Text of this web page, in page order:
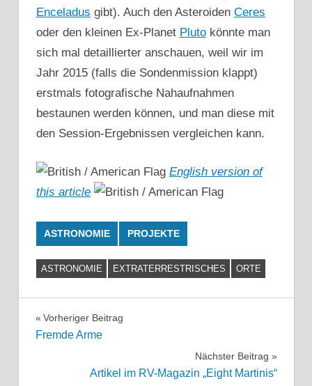
Enceladus gibt). Auch den Asteroiden Ceres
oder den kleinen Ex-Planet Pluto könnte man
sich mal detaillierter anschauen, weil wir im
Jahr 2015 (falls die Sondenmission klappt)
erstmals fotografische Nahaufnahmen
bestaunen werden können, und man diese mit
den Session-Ergebnissen vergleichen kann.
English version of
this article
ASTRONOMIE PROJEKTE
ASTRONOMIE EXTRATERRESTRISCHES ORTE
Beitragsnavigation
Vorheriger Beitrag
Fremde Arme
Nächster Beitrag
Artikel im RV-Magazin „Eight Martinis“